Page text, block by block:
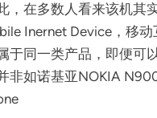
，在多数人看来该机其
Inernet Device，移
于同一类产品，即便可
非如诺基亚NOKIA